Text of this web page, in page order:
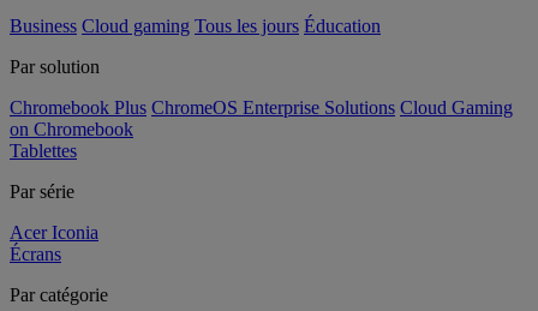
Business Cloud gaming Tous les jours Éducation
Par solution
Chromebook Plus ChromeOS Enterprise Solutions Cloud Gaming
on Chromebook
Tablettes
Par série
Acer Iconia
Écrans
Par catégorie